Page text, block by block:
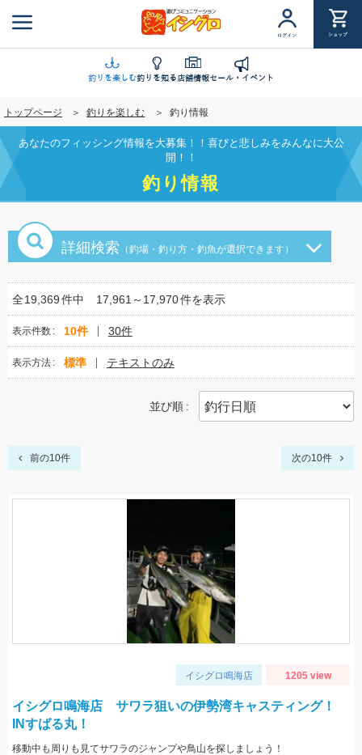
ン
に
移
動
ログイン ショップ
釣りを楽しむ釣りを知る店舗情報セール・イベント
トップページ 釣りを楽しむ 釣り情報
あなたのフィッシング情報を大募集！！喜びと悲しみをみんなに大公
開！！
釣り情報
詳細検索 （釣場・釣り方・釣魚が選択できます）
全19,369件中 17,961～17,970件を表示
表示件数 10件 30件
表示方法 標準 テキストのみ
並び順
前の10件 次の10件
イシグロ鳴海店 1205 view
イシグロ鳴海店 サワラ狙いの伊勢湾キャスティング！
INすばる丸！
移動中も周りも見てサワラのジャンプや鳥山を探しましょう！